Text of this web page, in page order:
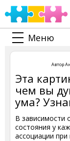
Меню
Автор
Эта
чем вы
ума?
В зависимости
состояния у
ассоциации